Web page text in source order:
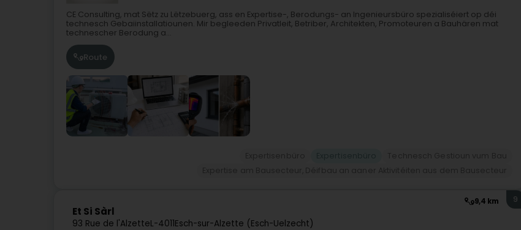
CE Consulting, mat Sëtz zu Lëtzebuerg, ass en Expertise-, Berodungs- an Ingenieursbüro spezialiséiert op déi
technesch Gebaiinstallatiounen. Mir begleeden Privatleit, Betriber, Architekten, Promoteuren a Bauhären mat
technescher Berodung a...
Route
9,4 km
Et Si Sàrl
93 Rue de l'AlzetteL-4011Esch-sur-Alzette (Esch-Uelzecht)
9